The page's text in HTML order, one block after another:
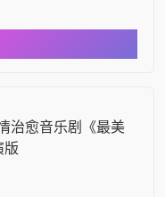
治愈音乐剧《最美
版